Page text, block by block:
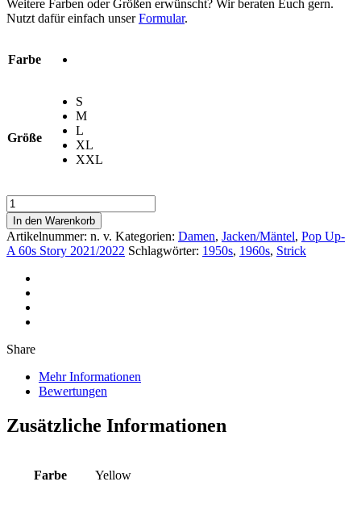
Weitere Farben oder Größen erwünscht? Wir beraten Euch gern.
Nutzt dafür einfach unserFormular.
Farbe
Größe
S
M
L
XL
XXL
Cardigan
»
Leslie
«
Menge
In den Warenkorb
Artikelnummer: n. v. Kategorien: Damen, Jacken/Mäntel, Pop Up-
A 60s Story 2021/2022 Schlagwörter: 1950s, 1960s, Strick
Share
Mehr Informationen
Bewertungen
Zusätzliche Informationen
Farbe Yellow